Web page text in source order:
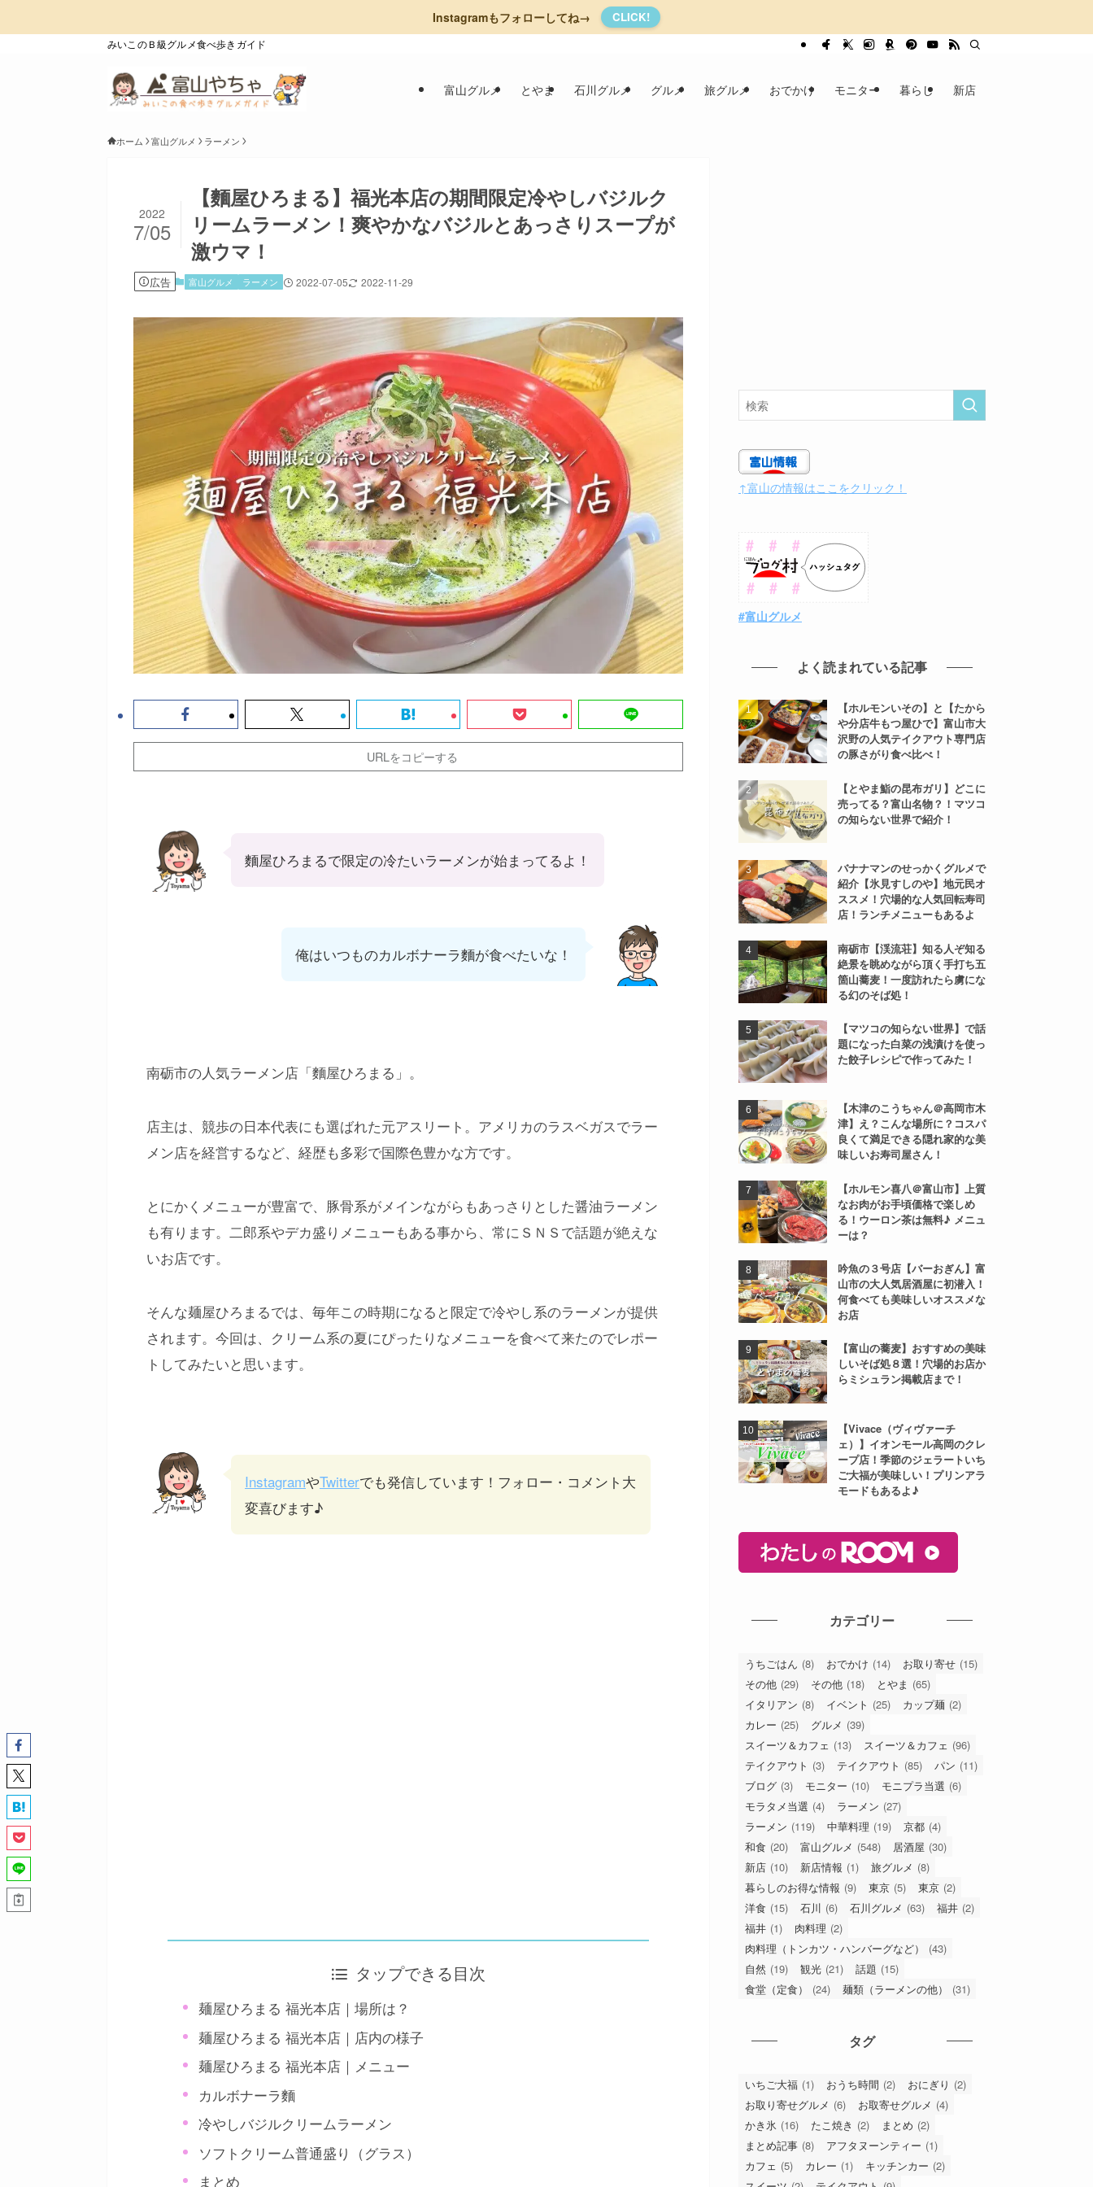
Instagramもフォローしてね→ CLICK!
みいこのＢ級グルメ食べ歩きガイド
富山グルメ とやま 石川グルメ グルメ 旅グルメ おでかけ モニター 暮らし 新店
ホーム 富山グルメ ラーメン
【麵屋ひろまる】福光本店の期間限定冷やしバジルク
リームラーメン！爽やかなバジルとあっさりスープが
激ウマ！
2022
7/05
広告 富山グルメ ラーメン 2022-07-05 2022-11-29
URLをコピーする
麵屋ひろまるで限定の冷たいラーメンが始まってるよ！
俺はいつものカルボナーラ麵が食べたいな！
南砺市の人気ラーメン店「麵屋ひろまる」。
店主は、競歩の日本代表にも選ばれた元アスリート。アメリカのラスベガスでラー
メン店を経営するなど、経歴も多彩で国際色豊かな方です。
とにかくメニューが豊富で、豚骨系がメインながらもあっさりとした醤油ラーメン
も有ります。二郎系やデカ盛りメニューもある事から、常にＳＮＳで話題が絶えな
いお店です。
そんな麺屋ひろまるでは、毎年この時期になると限定で冷やし系のラーメンが提供
されます。今回は、クリーム系の夏にぴったりなメニューを食べて来たのでレポー
トしてみたいと思います。
InstagramやTwitterでも発信しています！フォロー・コメント大
変喜びます♪
タップできる目次
麺屋ひろまる 福光本店｜場所は？
麺屋ひろまる 福光本店｜店内の様子
麺屋ひろまる 福光本店｜メニュー
カルボナーラ麵
冷やしバジルクリームラーメン
ソフトクリーム普通盛り（グラス）
まとめ
↑富山の情報はここをクリック！
#富山グルメ
よく読まれている記事
【ホルモンいその】と【たから
や分店牛もつ屋ひで】富山市大
沢野の人気テイクアウト専門店
の豚さがり食べ比べ！
【とやま鮨の昆布ガリ】どこに
売ってる？富山名物？！マツコ
の知らない世界で紹介！
バナナマンのせっかくグルメで
紹介【氷見すしのや】地元民オ
ススメ！穴場的な人気回転寿司
店！ランチメニューもあるよ
南砺市【渓流荘】知る人ぞ知る
絶景を眺めながら頂く手打ち五
箇山蕎麦！一度訪れたら虜にな
る幻のそば処！
【マツコの知らない世界】で話
題になった白菜の浅漬けを使っ
た餃子レシピで作ってみた！
【木津のこうちゃん＠高岡市木
津】え？こんな場所に？コスパ
良くて満足できる隠れ家的な美
味しいお寿司屋さん！
【ホルモン喜八＠富山市】上質
なお肉がお手頃価格で楽しめ
る！ウーロン茶は無料♪ メニュ
ーは？
吟魚の３号店【バーおぎん】富
山市の大人気居酒屋に初潜入！
何食べても美味しいオススメな
お店
【富山の蕎麦】おすすめの美味
しいそば処８選！穴場的お店か
らミシュラン掲載店まで！
【Vivace（ヴィヴァーチ
ェ）】イオンモール高岡のクレ
ープ店！季節のジェラートいち
ご大福が美味しい！プリンアラ
モードもあるよ♪
カテゴリー
うちごはん (8) おでかけ (14) お取り寄せ (15)
その他 (29) その他 (18) とやま (65)
イタリアン (8) イベント (25) カップ麺 (2)
カレー (25) グルメ (39)
スイーツ＆カフェ (13) スイーツ＆カフェ (96)
テイクアウト (3) テイクアウト (85) パン (11)
ブログ (3) モニター (10) モニプラ当選 (6)
モラタメ当選 (4) ラーメン (27)
ラーメン (119) 中華料理 (19) 京都 (4)
和食 (20) 富山グルメ (548) 居酒屋 (30)
新店 (10) 新店情報 (1) 旅グルメ (8)
暮らしのお得な情報 (9) 東京 (5) 東京 (2)
洋食 (15) 石川 (6) 石川グルメ (63) 福井 (2)
福井 (1) 肉料理 (2)
肉料理（トンカツ・ハンバーグなど）
(43)
自然 (19) 観光 (21) 話題 (15)
食堂（定食）
(24) 麺類（ラーメンの他） (31)
タグ
いちご大福 (1) おうち時間 (2) おにぎり (2)
お取り寄せグルメ (6) お取寄せグルメ (4)
かき氷 (16) たこ焼き (2) まとめ (2)
まとめ記事 (8) アフタヌーンティー (1)
カフェ (5) カレー (1) キッチンカー (2)